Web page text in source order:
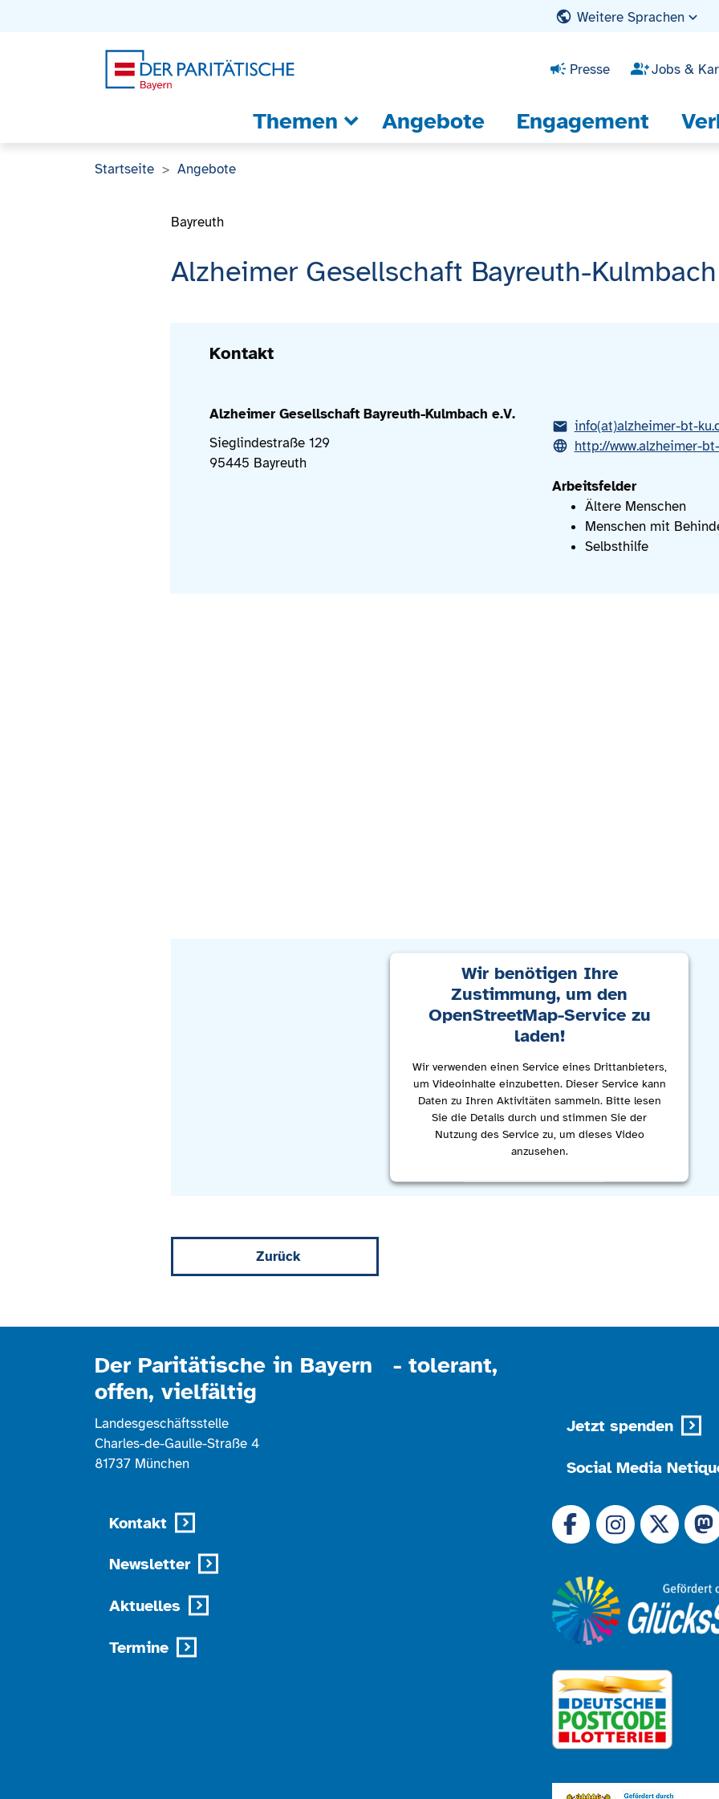
Weitere Sprachen
Presse Jobs &
Themen Angebote Engagement
Startseite Angebote
Alzheimer Gesellschaft Bayreuth-Kulmbach
Bayreuth
Kontakt
Alzheimer Gesellschaft Bayreuth-Kulmbach e.V.
Sieglindestraße 129
95445 Bayreuth
info(at)alzheimer-bt-
http://www.alzheimer-
Arbeitsfelder
Ältere Menschen
Menschen mit
Selbsthilfe
Wir benötigen Ihre
Zustimmung, um den
OpenStreetMap-Service zu
laden!
Wir verwenden einen Service eines Drittanbieters,
um Videoinhalte einzubetten. Dieser Service kann
Daten zu Ihren Aktivitäten sammeln. Bitte lesen
Sie die Details durch und stimmen Sie der
Nutzung des Service zu, um dieses Video
anzusehen.
Zurück
Der Paritätische in Bayern - tolerant,
offen, vielfältig
Landesgeschäftsstelle
Charles-de-Gaulle-Straße 4
81737 München
Kontakt
Newsletter
Aktuelles
Termine
Jetzt spenden
Social Media
Link